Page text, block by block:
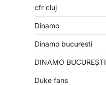
cfr cluj
Dinamo
Dinamo bucuresti
DINAMO BUCUREȘTI
Duke fans